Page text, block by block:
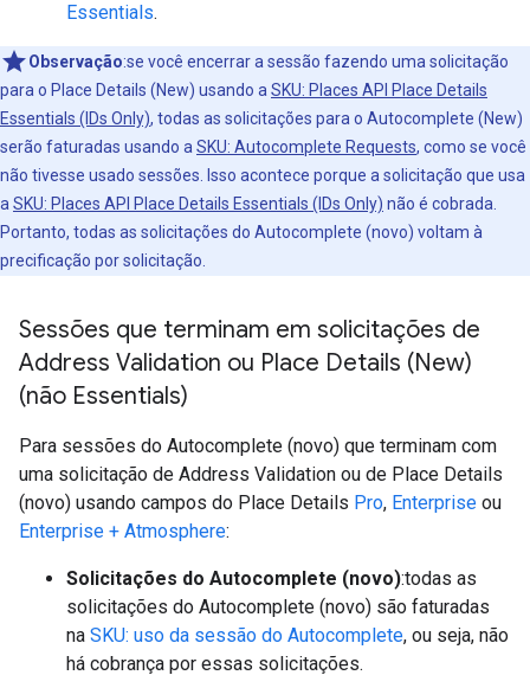
Essentials.
Observação:se você encerrar a sessão fazendo uma solicitação
para o Place Details (New) usando a SKU: Places API Place Details
Essentials (IDs Only), todas as solicitações para o Autocomplete (New)
serão faturadas usando a SKU: Autocomplete Requests, como se você
não tivesse usado sessões. Isso acontece porque a solicitação que usa
a SKU: Places API Place Details Essentials (IDs Only) não é cobrada.
Portanto, todas as solicitações do Autocomplete (novo) voltam à
precificação por solicitação.
Sessões que terminam em solicitações de
Address Validation ou Place Details (New)
(não Essentials)
Para sessões do Autocomplete (novo) que terminam com
uma solicitação de Address Validation ou de Place Details
(novo) usando campos do Place Details Pro, Enterprise ou
Enterprise + Atmosphere:
Solicitações do Autocomplete (novo):todas as
solicitações do Autocomplete (novo) são faturadas
na SKU: uso da sessão do Autocomplete, ou seja, não
há cobrança por essas solicitações.